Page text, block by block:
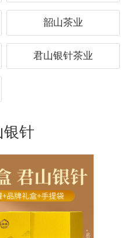
韶山茶业
君山银针茶业
银针